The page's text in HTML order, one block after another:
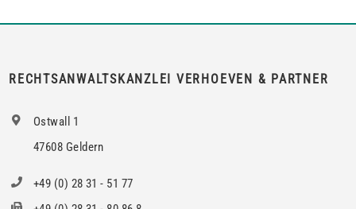
RECHTSANWALTSKANZLEI VERHOEVEN & PARTNER
Ostwall 1
47608 Geldern
+49 (0) 28 31 - 51 77